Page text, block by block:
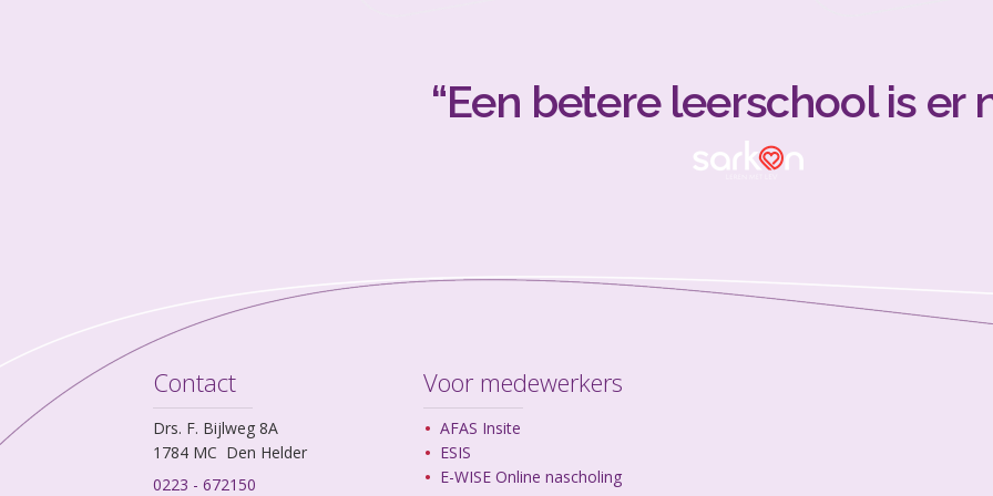
“Een betere leerschool is er
Contact
Drs. F. Bijlweg 8A
1784 MC Den Helder
0223 - 672150
Voor medewerkers
AFAS Insite
ESIS
E-WISE Online nascholing